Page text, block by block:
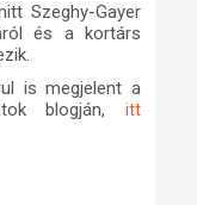
Szeghy-Gayer
és a kortárs
is megjelent a
blogján, itt